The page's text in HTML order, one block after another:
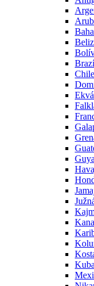
Chile
Kuba